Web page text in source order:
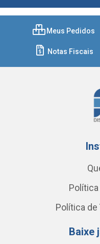
Meus Pedidos
Notas Fiscais
Política de
Baixe